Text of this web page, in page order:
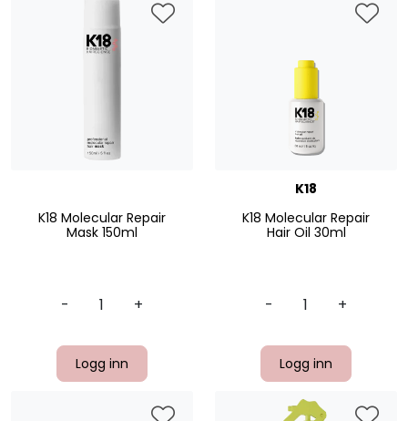
K18 Molecular Repair
Mask 150ml
- +
Logg inn
K18
K18 Molecular Repair
Hair Oil 30ml
- +
Logg inn